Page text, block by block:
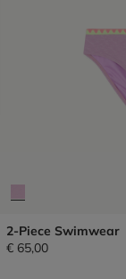
2-Piece Swimwear
€ 65,00